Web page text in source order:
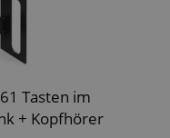
Tasten im
+ Kopfhörer
etc.).